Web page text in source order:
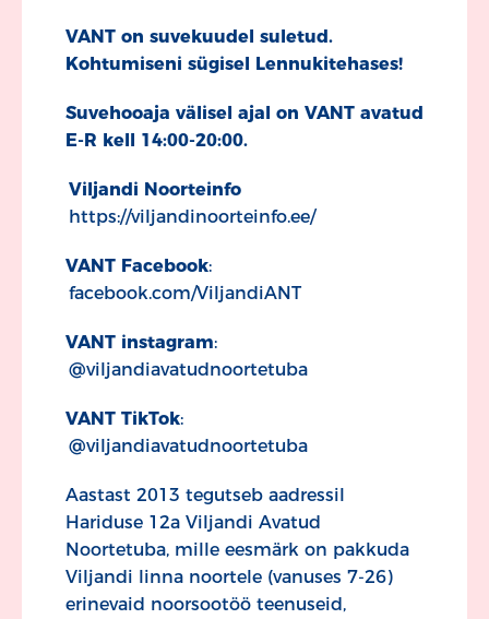
VANT on suvekuudel suletud.
Kohtumiseni sügisel Lennukitehases!
Suvehooaja välisel ajal on VANT avatud
E-R kell 14:00-20:00.
Viljandi Noorteinfo
https://viljandinoorteinfo.ee/
VANT Facebook:
facebook.com/ViljandiANT
VANT instagram:
@viljandiavatudnoortetuba
VANT TikTok:
@viljandiavatudnoortetuba
Aastast 2013 tegutseb aadressil
Hariduse 12a Viljandi Avatud
Noortetuba, mille eesmärk on pakkuda
Viljandi linna noortele (vanuses 7-26)
erinevaid noorsootöö teenuseid,